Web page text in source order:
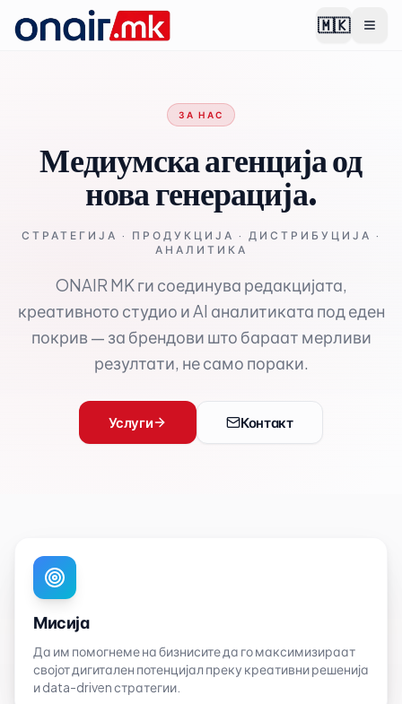
🇲🇰
ЗА НАС
Медиумска агенција од
нова генерација.
СТРАТЕГИЈА · ПРОДУКЦИЈА · ДИСТРИБУЦИЈА ·
АНАЛИТИКА
ONAIR MK ги соединува редакцијата,
креативното студио и AI аналитиката под еден
покрив — за брендови што бараат мерливи
резултати, не само пораки.
Услуги Контакт
Мисија
Да им помогнеме на бизнисите да го максимизираат
својот дигитален потенцијал преку креативни решенија
и data-driven стратегии.